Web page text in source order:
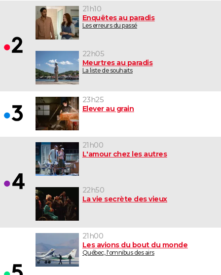
21h10
Enquêtes au paradis
Les erreurs du passé
22h05
Meurtres au paradis
La liste de souhaits
23h25
Elever au grain
21h00
L'amour chez les autres
22h50
La vie secrète des vieux
21h00
Les avions du bout du monde
Québec, l'omnibus des airs